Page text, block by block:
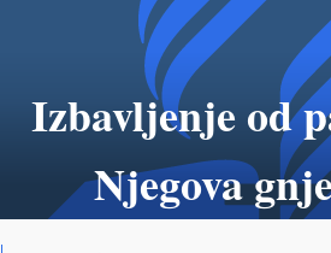
Izbavljenje od
Njegova